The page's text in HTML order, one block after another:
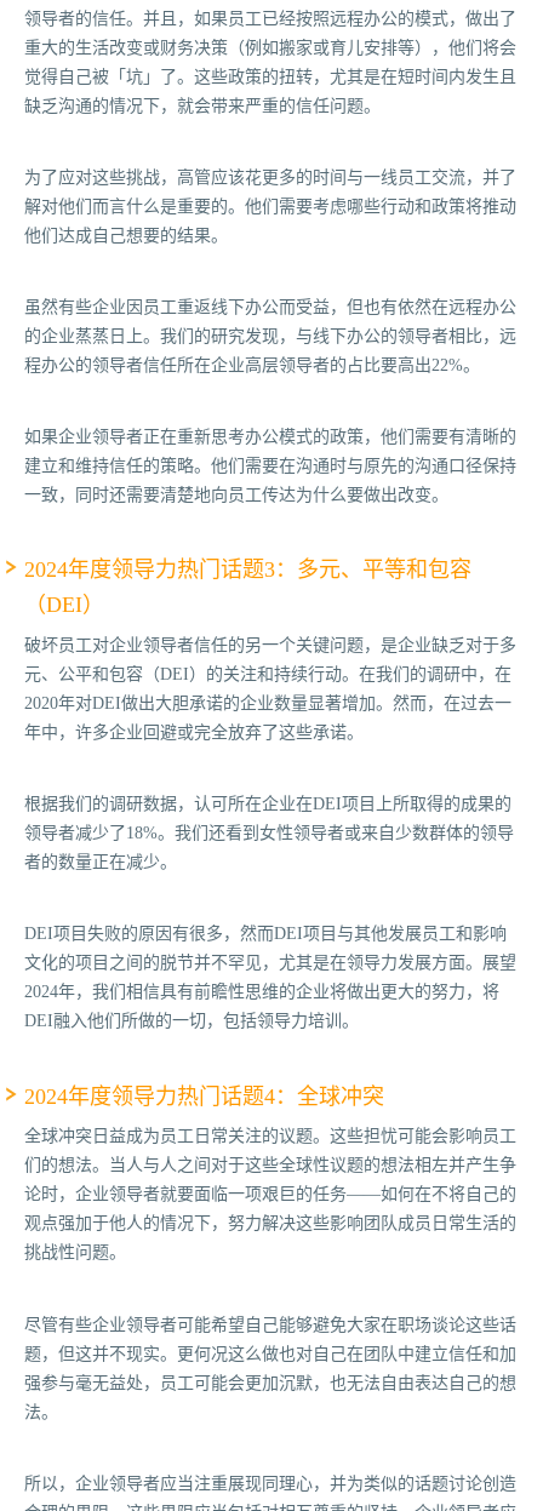
领导者的信任。并且，如果员工已经按照远程办公的模式，做出了
重大的生活改变或财务决策（例如搬家或育儿安排等），他们将会
觉得自己被「坑」了。这些政策的扭转，尤其是在短时间内发生且
缺乏沟通的情况下，就会带来严重的信任问题。
为了应对这些挑战，高管应该花更多的时间与一线员工交流，并了
解对他们而言什么是重要的。他们需要考虑哪些行动和政策将推动
他们达成自己想要的结果。
虽然有些企业因员工重返线下办公而受益，但也有依然在远程办公
的企业蒸蒸日上。我们的研究发现，与线下办公的领导者相比，远
程办公的领导者信任所在企业高层领导者的占比要高出22%。
如果企业领导者正在重新思考办公模式的政策，他们需要有清晰的
建立和维持信任的策略。他们需要在沟通时与原先的沟通口径保持
一致，同时还需要清楚地向员工传达为什么要做出改变。
2024年度领导力热门话题3：多元、平等和包容
（DEI）
破坏员工对企业领导者信任的另一个关键问题，是企业缺乏对于多
元、公平和包容（DEI）的关注和持续行动。在我们的调研中，在
2020年对DEI做出大胆承诺的企业数量显著增加。然而，在过去一
年中，许多企业回避或完全放弃了这些承诺。
根据我们的调研数据，认可所在企业在DEI项目上所取得的成果的
领导者减少了18%。我们还看到女性领导者或来自少数群体的领导
者的数量正在减少。
DEI项目失败的原因有很多，然而DEI项目与其他发展员工和影响
文化的项目之间的脱节并不罕见，尤其是在领导力发展方面。展望
2024年，我们相信具有前瞻性思维的企业将做出更大的努力，将
DEI融入他们所做的一切，包括领导力培训。
2024年度领导力热门话题4：全球冲突
全球冲突日益成为员工日常关注的议题。这些担忧可能会影响员工
们的想法。当人与人之间对于这些全球性议题的想法相左并产生争
论时，企业领导者就要面临一项艰巨的任务——如何在不将自己的
观点强加于他人的情况下，努力解决这些影响团队成员日常生活的
挑战性问题。
尽管有些企业领导者可能希望自己能够避免大家在职场谈论这些话
题，但这并不现实。更何况这么做也对自己在团队中建立信任和加
强参与毫无益处，员工可能会更加沉默，也无法自由表达自己的想
法。
所以，企业领导者应当注重展现同理心，并为类似的话题讨论创造